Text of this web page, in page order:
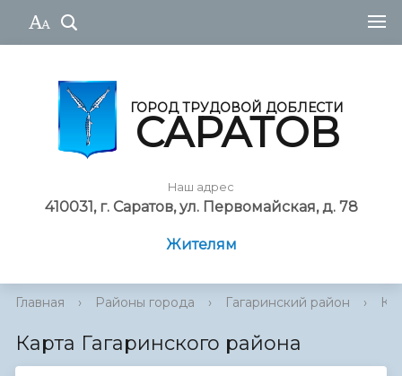
ГОРОД ТРУДОВОЙ ДОБЛЕСТИ
САРАТОВ
Наш адрес
410031, г. Саратов, ул. Первомайская, д. 78
Жителям
Главная › Районы города › Гагаринский район ›
Карта Гагаринского района